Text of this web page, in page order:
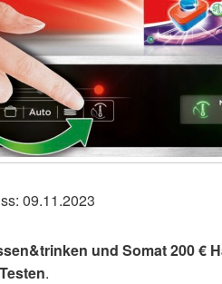
09.11.2023
und Somat 200 €
.